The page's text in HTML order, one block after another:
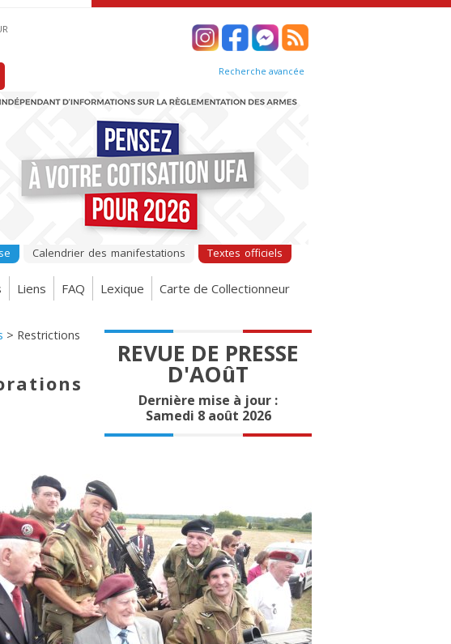
Recherche avancée
Calendrier des manifestations Textes officiels
Liens FAQ Lexique Carte de Collectionneur
REVUE DE PRESSE
D'AOûT
Dernière mise à jour :
Samedi 8 août 2026
> Restrictions